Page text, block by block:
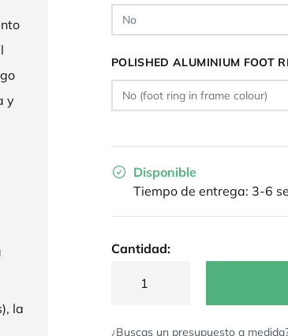
y
la
POLISHED ALUMINIUM FOOT
Disponible
Tiempo de entrega: 3-6
Cantidad:
¿Buscas un presupuesto a